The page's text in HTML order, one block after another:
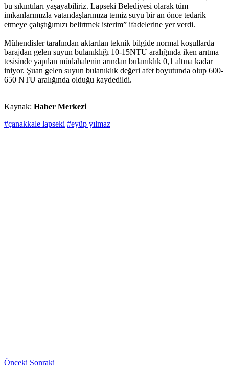
bu sıkıntıları yaşayabiliriz. Lapseki Belediyesi olarak tüm
imkanlarımızla vatandaşlarımıza temiz suyu bir an önce tedarik
etmeye çalıştığımızı belirtmek isterim” ifadelerine yer verdi.
Mühendisler tarafından aktarılan teknik bilgide normal koşullarda
barajdan gelen suyun bulanıklığı 10-15NTU aralığında iken arıtma
tesisinde yapılan müdahalenin arından bulanıklık 0,1 altına kadar
iniyor. Şuan gelen suyun bulanıklık değeri afet boyutunda olup 600-
650 NTU aralığında olduğu kaydedildi.
Kaynak: Haber Merkezi
#çanakkale lapseki #eyüp yılmaz
Önceki Sonraki